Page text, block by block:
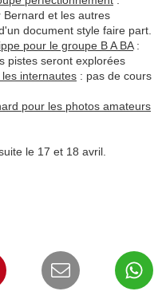
et les autres
document style faire part.
pour le groupe B A BA:
pistes seront explorées
internautes : pas de cours
pour les photos amateurs
le 17 et 18 avril.